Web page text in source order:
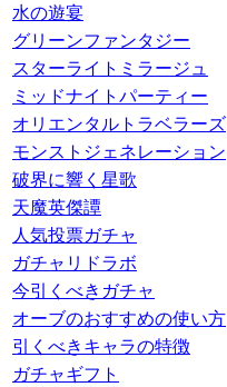
水の遊宴
グリーンファンタジー
スターライトミラージュ
ミッドナイトパーティー
オリエンタルトラベラーズ
モンストジェネレーション
破界に響く星歌
天魔英傑譚
人気投票ガチャ
ガチャリドラボ
今引くべきガチャ
オーブのおすすめの使い方
引くべきキャラの特徴
ガチャギフト